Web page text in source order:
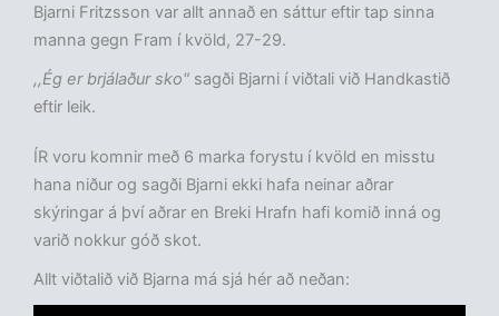
Bjarni Fritzsson var allt annað en sáttur eftir tap sinna
manna gegn Fram í kvöld, 27-29.
,,Ég er brjálaður sko" sagði Bjarni í viðtali við Handkastið
eftir leik.
ÍR voru komnir með 6 marka forystu í kvöld en misstu
hana niður og sagði Bjarni ekki hafa neinar aðrar
skýringar á því aðrar en Breki Hrafn hafi komið inná og
varið nokkur góð skot.
Allt viðtalið við Bjarna má sjá hér að neðan: